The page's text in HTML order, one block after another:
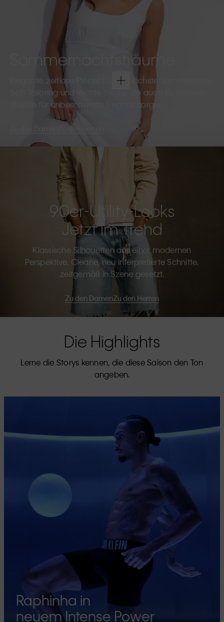
Sommernachtsträume
Elegante, zeitlose Pieces für die nächste Sommerparty.
Soft Tailoring und leichte Stoffe, die auch zu späterer
Stunde für unbeschwerte Eleganz sorgen.
Zu den Herren
90er-Utility-Looks
Jetzt Im Trend
Klassische Silhouetten aus einer modernen
Perspektive. Cleane, neu interpretierte Schnitte,
zeitgemäß in Szene gesetzt.
Zu den DamenZu den Herren
Die Highlights
Lerne die Storys kennen, die diese Saison den Ton
angeben.
Raphinha in
neuem Intense Power